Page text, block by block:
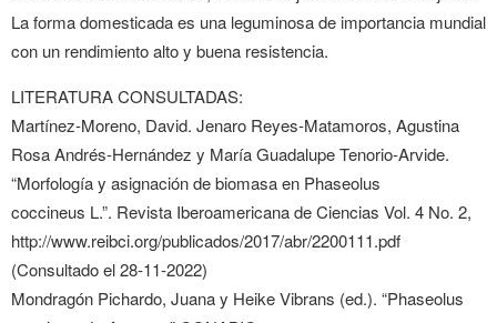
La forma domesticada es una leguminosa de importancia mundial
con un rendimiento alto y buena resistencia.
LITERATURA CONSULTADAS:
Martínez-Moreno, David. Jenaro Reyes-Matamoros, Agustina
Rosa Andrés-Hernández y María Guadalupe Tenorio-Arvide.
“Morfología y asignación de biomasa en Phaseolus
coccineus L.”. Revista Iberoamericana de Ciencias Vol. 4 No. 2,
http://www.reibci.org/publicados/2017/abr/2200111.pdf
(Consultado el 28-11-2022)
Mondragón Pichardo, Juana y Heike Vibrans (ed.). “Phaseolus